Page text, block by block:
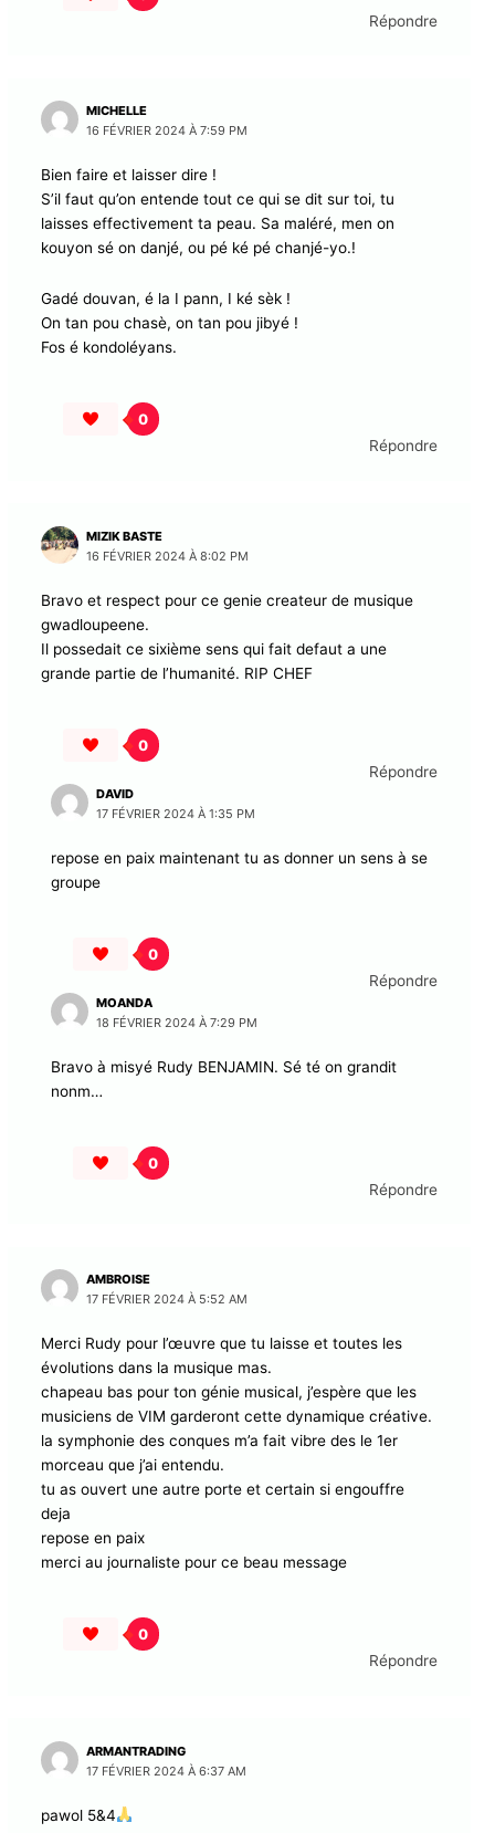
Répondre
MICHELLE
16 FÉVRIER 2024 À 7:59 PM
Bien faire et laisser dire !
S’il faut qu’on entende tout ce qui se dit sur toi, tu
laisses effectivement ta peau. Sa maléré, men on
kouyon sé on danjé, ou pé ké pé chanjé-yo.!
Gadé douvan, é la I pann, I ké sèk !
On tan pou chasè, on tan pou jibyé !
Fos é kondoléyans.
0
Répondre
MIZIK BASTE
16 FÉVRIER 2024 À 8:02 PM
Bravo et respect pour ce genie createur de musique
gwadloupeene.
Il possedait ce sixième sens qui fait defaut a une
grande partie de l’humanité. RIP CHEF
0
Répondre
DAVID
17 FÉVRIER 2024 À 1:35 PM
repose en paix maintenant tu as donner un sens à se
groupe
0
Répondre
MOANDA
18 FÉVRIER 2024 À 7:29 PM
Bravo à misyé Rudy BENJAMIN. Sé té on grandit
nonm…
0
Répondre
AMBROISE
17 FÉVRIER 2024 À 5:52 AM
Merci Rudy pour l’œuvre que tu laisse et toutes les
évolutions dans la musique mas.
chapeau bas pour ton génie musical, j’espère que les
musiciens de VIM garderont cette dynamique créative.
la symphonie des conques m’a fait vibre des le 1er
morceau que j’ai entendu.
tu as ouvert une autre porte et certain si engouffre
deja
repose en paix
merci au journaliste pour ce beau message
0
Répondre
ARMANTRADING
17 FÉVRIER 2024 À 6:37 AM
pawol 5&4